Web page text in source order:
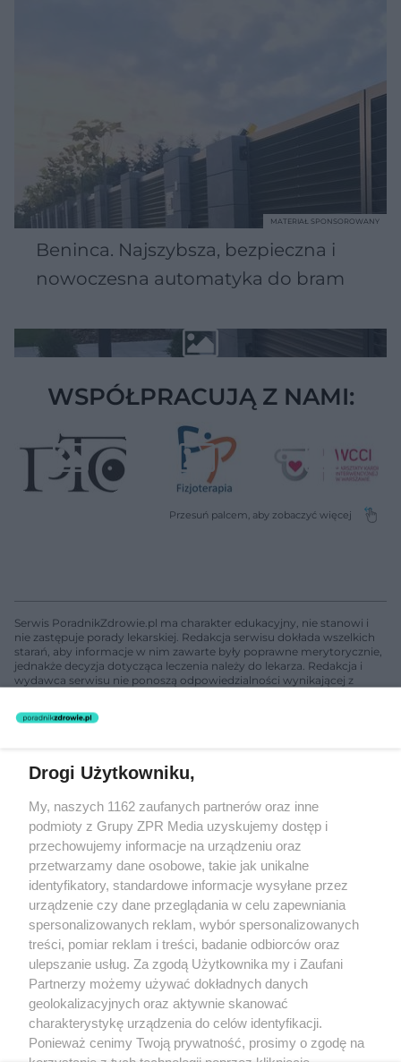
Beninca. Najszybsza, bezpieczna i
nowoczesna automatyka do bram
MATERIAŁ SPONSOROWANY
WSPÓŁPRACUJĄ Z NAMI:
Serwis PoradnikZdrowie.pl ma charakter edukacyjny, nie stanowi i
nie zastępuje porady lekarskiej. Redakcja serwisu dokłada wszelkich
starań, aby informacje w nim zawarte były poprawne merytorycznie,
jednakże decyzja dotycząca leczenia należy do lekarza. Redakcja i
wydawca serwisu nie ponoszą odpowiedzialności wynikającej z
świadczeń zdrowotnych w rozumieniu art. 3 ust 1 ustawy o
rozpowszechniany lub dalej rozpowszechniany w jakikolwiek sposób
(w tym także elektroniczny lub mechaniczny) na jakimkolwiek polu
eksploatacji w jakiejkolwiek formie, włącznie z umieszczaniem w
Internecie bez pisemnej zgody właściciela praw. Jakiekolwiek użycie
lub wykorzystanie utworów w całości lub w części z naruszeniem
prawa, tzn. bez właściwej zgody, jest zabronione pod groźbą kary i
może być ścigane prawnie.
O nas
Drogi Użytkowniku,
My, naszych 1162 zaufanych partnerów oraz inne
podmioty z Grupy ZPR Media uzyskujemy dostęp i
przechowujemy informacje na urządzeniu oraz
przetwarzamy dane osobowe, takie jak unikalne
identyfikatory, standardowe informacje wysyłane przez
urządzenie czy dane przeglądania w celu zapewniania
spersonalizowanych reklam, wybór spersonalizowanych
treści, pomiar reklam i treści, badanie odbiorców oraz
ulepszanie usług. Za zgodą Użytkownika my i Zaufani
Partnerzy możemy używać dokładnych danych
geolokalizacyjnych oraz aktywnie skanować
charakterystykę urządzenia do celów identyfikacji.
Ponieważ cenimy Twoją prywatność, prosimy o zgodę na